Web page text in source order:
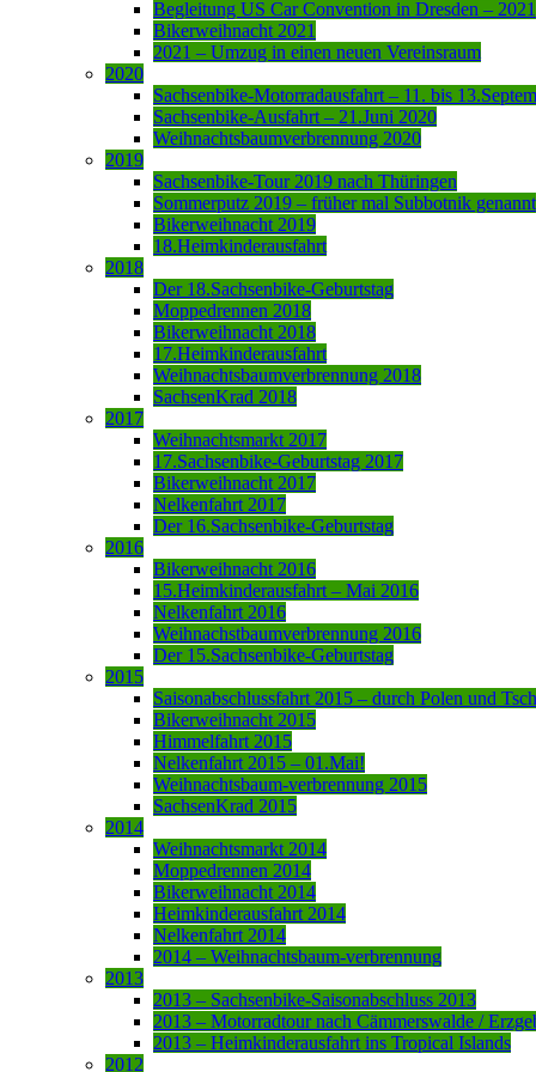
Begleitung US Car Convention in Dresden – 2021
Bikerweihnacht 2021
2021 – Umzug in einen neuen Vereinsraum
2020
Sachsenbike-Motorradausfahrt – 11. bis
Sachsenbike-Ausfahrt – 21.Juni 2020
Weihnachtsbaumverbrennung 2020
2019
Sachsenbike-Tour 2019 nach Thüringen
Sommerputz 2019 – früher mal Subbotnik genannt
Bikerweihnacht 2019
18.Heimkinderausfahrt
2018
Der 18.Sachsenbike-Geburtstag
Moppedrennen 2018
Bikerweihnacht 2018
17.Heimkinderausfahrt
Weihnachtsbaumverbrennung 2018
SachsenKrad 2018
2017
Weihnachtsmarkt 2017
17.Sachsenbike-Geburtstag 2017
Bikerweihnacht 2017
Nelkenfahrt 2017
Der 16.Sachsenbike-Geburtstag
2016
Bikerweihnacht 2016
15.Heimkinderausfahrt – Mai 2016
Nelkenfahrt 2016
Weihnachstbaumverbrennung 2016
Der 15.Sachsenbike-Geburtstag
2015
Saisonabschlussfahrt 2015 – durch Polen und
Bikerweihnacht 2015
Himmelfahrt 2015
Nelkenfahrt 2015 – 01.Mai!
Weihnachtsbaum-verbrennung 2015
SachsenKrad 2015
2014
Weihnachtsmarkt 2014
Moppedrennen 2014
Bikerweihnacht 2014
Heimkinderausfahrt 2014
Nelkenfahrt 2014
2014 – Weihnachtsbaum-verbrennung
2013
2013 – Sachsenbike-Saisonabschluss 2013
2013 – Motorradtour nach Cämmerswalde /
2013 – Heimkinderausfahrt ins Tropical Islands
2012